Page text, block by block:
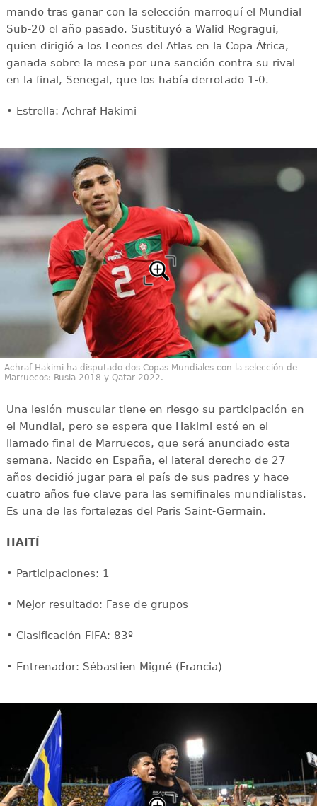
mando tras ganar con la selección marroquí el Mundial
Sub-20 el año pasado. Sustituyó a Walid Regragui,
quien dirigió a los Leones del Atlas en la Copa África,
ganada sobre la mesa por una sanción contra su rival
en la final, Senegal, que los había derrotado 1-0.
• Estrella: Achraf Hakimi
Achraf Hakimi ha disputado dos Copas Mundiales con la selección de
Marruecos: Rusia 2018 y Qatar 2022.
Una lesión muscular tiene en riesgo su participación en
el Mundial, pero se espera que Hakimi esté en el
llamado final de Marruecos, que será anunciado esta
semana. Nacido en España, el lateral derecho de 27
años decidió jugar para el país de sus padres y hace
cuatro años fue clave para las semifinales mundialistas.
Es una de las fortalezas del Paris Saint-Germain.
HAITÍ
• Participaciones: 1
• Mejor resultado: Fase de grupos
• Clasificación FIFA: 83º
• Entrenador: Sébastien Migné (Francia)